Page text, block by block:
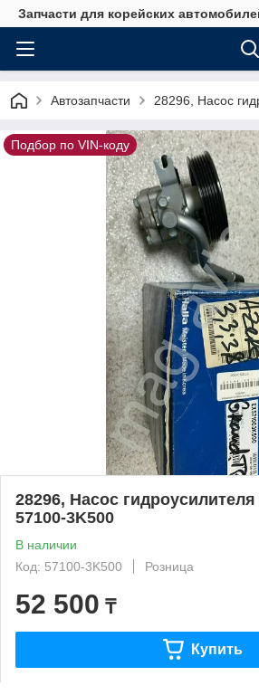
Запчасти для корейских
Автозапчасти 28296, Насос
Подбор по VIN-коду
28296, Насос гидроусилителя
57100-3K500
В наличии
Код: 57100-3K500
Розница
52 500 ₸
Купить